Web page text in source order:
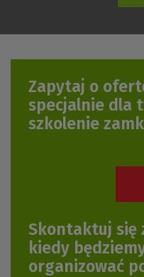
Zapytaj o
specjalnie dla
szkolenie
Skontaktuj się
kiedy
organizować